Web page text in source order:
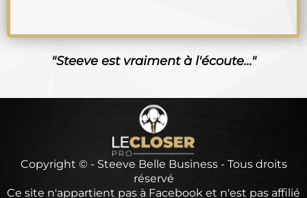
"Steeve est vraiment à l'écoute..."
Copyright © - Steeve Belle Business - Tous droits
réservé
Ce site n'appartient pas à Facebook et n'est pas affilié